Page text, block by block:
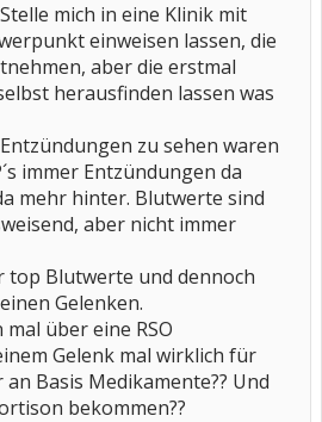
mich in eine Klinik mit
einweisen lassen, die
aber die erstmal
herausfinden lassen was
zu sehen waren
immer Entzündungen da
mehr hinter. Blutwerte sind
aber nicht immer
top Blutwerte und dennoch
Gelenken.
über eine RSO
Gelenk mal wirklich für
Basis Medikamente?? Und
bekommen??